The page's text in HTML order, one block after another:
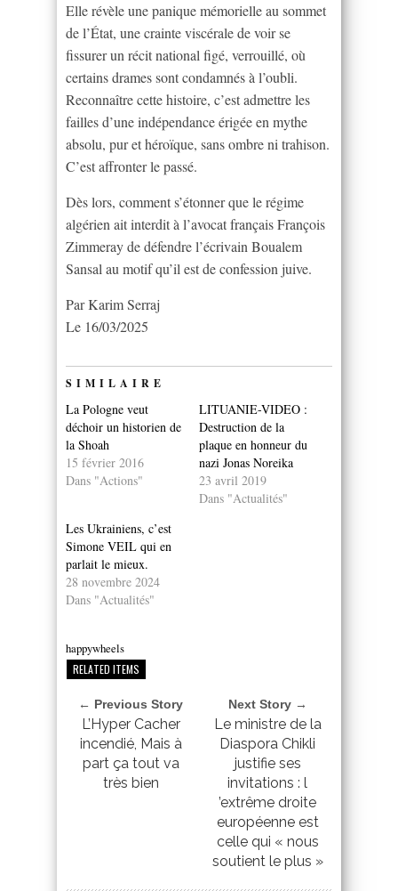
Elle révèle une panique mémorielle au sommet
de l’État, une crainte viscérale de voir se
fissurer un récit national figé, verrouillé, où
certains drames sont condamnés à l’oubli.
Reconnaître cette histoire, c’est admettre les
failles d’une indépendance érigée en mythe
absolu, pur et héroïque, sans ombre ni trahison.
C’est affronter le passé.
Dès lors, comment s’étonner que le régime
algérien ait interdit à l’avocat français François
Zimmeray de défendre l’écrivain Boualem
Sansal au motif qu’il est de confession juive.
Par Karim Serraj
Le 16/03/2025
SIMILAIRE
La Pologne veut
déchoir un historien de
la Shoah
15 février 2016
Dans "Actions"
LITUANIE-VIDEO :
Destruction de la
plaque en honneur du
nazi Jonas Noreika
23 avril 2019
Dans "Actualités"
Les Ukrainiens, c’est
Simone VEIL qui en
parlait le mieux.
28 novembre 2024
Dans "Actualités"
happywheels
RELATED ITEMS
← Previous Story
L’Hyper Cacher
incendié, Mais à
part ça tout va
très bien
Next Story →
Le ministre de la
Diaspora Chikli
justifie ses
invitations : l
’extrême droite
européenne est
celle qui « nous
soutient le plus »